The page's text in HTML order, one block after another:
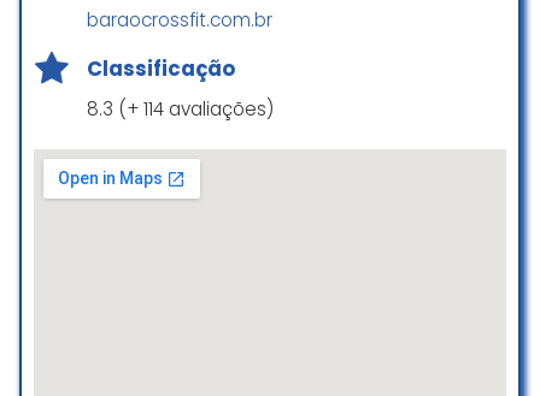
Atendimento exemplar, ótimo
ambiente, equipamentos novos e
ótimos Coaches! O cuidado e
diferentes níveis faz a diferença.
Recomendo, tanto para iniciantes
baraocrossfit.com.br
Classificação
8.3 (+ 114 avaliações)